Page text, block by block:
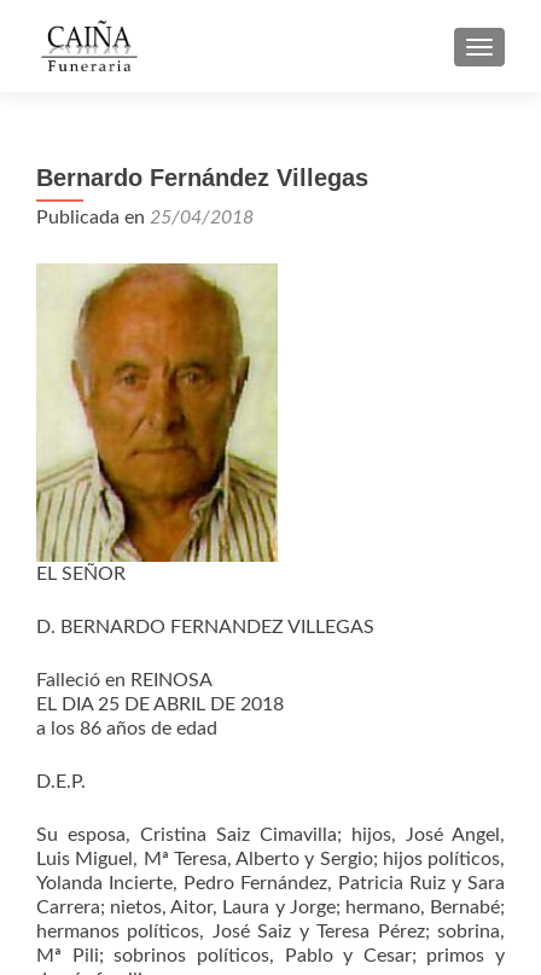
Bernardo Fernández Villegas
Publicada en 25/04/2018
EL SEÑOR
D. BERNARDO FERNANDEZ VILLEGAS
Falleció en REINOSA
EL DIA 25 DE ABRIL DE 2018
a los 86 años de edad
D.E.P.
Su esposa, Cristina Saiz Cimavilla; hijos, José Angel,
Luis Miguel, Mª Teresa, Alberto y Sergio; hijos políticos,
Yolanda Incierte, Pedro Fernández, Patricia Ruiz y Sara
Carrera; nietos, Aitor, Laura y Jorge; hermano, Bernabé;
hermanos políticos, José Saiz y Teresa Pérez; sobrina,
Mª Pili; sobrinos políticos, Pablo y Cesar; primos y